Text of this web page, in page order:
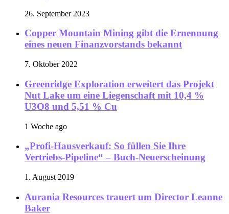
26. September 2023
Copper Mountain Mining gibt die Ernennung
eines neuen Finanzvorstands bekannt
7. Oktober 2022
Greenridge Exploration erweitert das Projekt
Nut Lake um eine Liegenschaft mit 10,4 %
U3O8 und 5,51 % Cu
1 Woche ago
„Profi-Hausverkauf: So füllen Sie Ihre
Vertriebs-Pipeline“ – Buch-Neuerscheinung
1. August 2019
Aurania Resources trauert um Director Leanne
Baker